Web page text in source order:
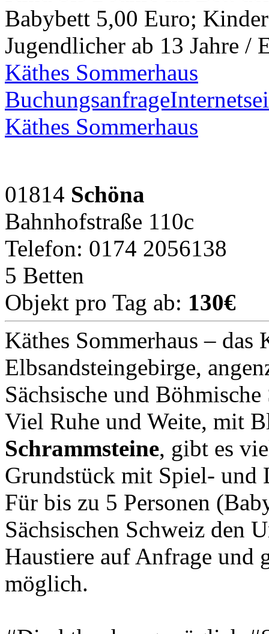
Babybett 5,00 Euro;
Jugendlicher ab 13 Jahre /
Käthes Sommerhaus
Buchungsanfrage
Käthes Sommerhaus
01814 Schöna
Bahnhofstraße 110c
Telefon: 0174 2056138
5 Betten
Objekt pro Tag ab: 130€
Käthes Sommerhaus –
Elbsandsteingebirge,
Sächsische und
Viel Ruhe und Weite, mit
Schrammsteine, gibt es
Grundstück mit Spiel- und
Für bis zu 5 Personen
Sächsischen Schweiz den
Haustiere auf Anfrage und
möglich.